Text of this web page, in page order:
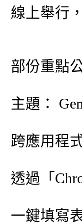
線上舉行
部份重點
主題：
跨應用程
透過「
一鍵填寫